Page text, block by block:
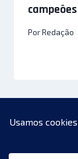
PorRedação